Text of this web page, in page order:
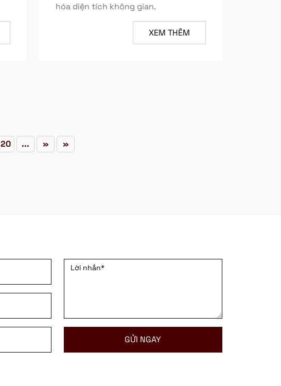
hóa diện tích không gian.
XEM THÊM
20 ... » »